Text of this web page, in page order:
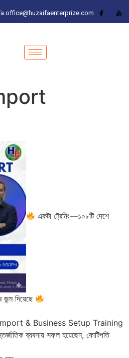
একটা ট্রেনিং—১০৮টি দেশে
দিয়েছে
& Business Setup Training
ব্যবসায় সফল হয়েছেন, কোটিপতি